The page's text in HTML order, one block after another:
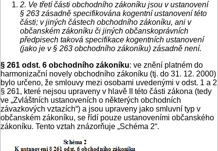
2. Ve třetí části obchodního zákoníku jsou v ustanovení
§ 263 zásadně specifikována kogentní ustanovení této
části; v jiných částech obchodního zákoníku, ani v
občanském zákoníku či jiných občanskoprávních
předpisech taková specifikace kogentních ustanovení
(jako je v § 263 obchodního zákoníku) zásadně není.
§ 261 odst. 6 obchodního zákoníku: ve znění platném do
harmonizační novely obchodního zákoníku (tj. do 31. 12. 2000)
bylo určeno, že smlouvy mezi osobami uvedenými v odst. 1 a 2
§ 261, které nejsou upraveny v hlavě II této části zákona (tedy
ve „Zvláštních ustanoveních o některých obchodních
závazkových vztazích“) a jsou upraveny jako smluvní typ v
občanském zákoníku, se řídí pouze ustanoveními občanského
zákoníku. Tento vztah znázorňuje „Schéma 2“.